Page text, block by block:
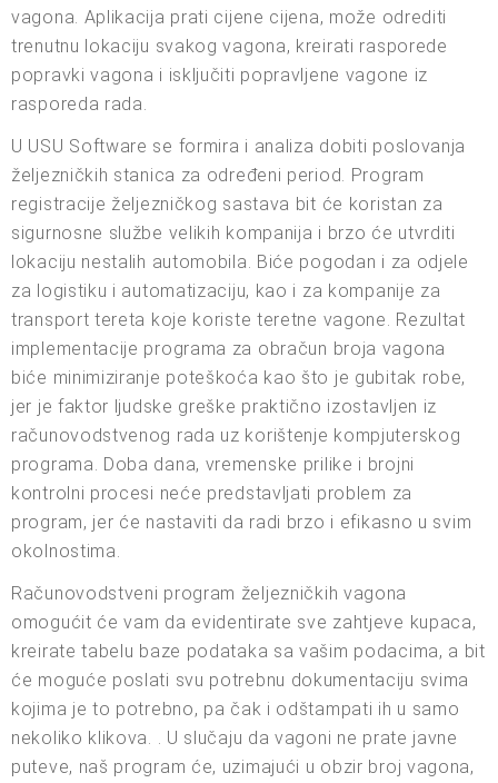
vagona. Aplikacija prati cijene cijena, može odrediti
trenutnu lokaciju svakog vagona, kreirati rasporede
popravki vagona i isključiti popravljene vagone iz
rasporeda rada.
U USU Software se formira i analiza dobiti poslovanja
željezničkih stanica za određeni period. Program
registracije željezničkog sastava bit će koristan za
sigurnosne službe velikih kompanija i brzo će utvrditi
lokaciju nestalih automobila. Biće pogodan i za odjele
za logistiku i automatizaciju, kao i za kompanije za
transport tereta koje koriste teretne vagone. Rezultat
implementacije programa za obračun broja vagona
biće minimiziranje poteškoća kao što je gubitak robe,
jer je faktor ljudske greške praktično izostavljen iz
računovodstvenog rada uz korištenje kompjuterskog
programa. Doba dana, vremenske prilike i brojni
kontrolni procesi neće predstavljati problem za
program, jer će nastaviti da radi brzo i efikasno u svim
okolnostima.
Računovodstveni program željezničkih vagona
omogućit će vam da evidentirate sve zahtjeve kupaca,
kreirate tabelu baze podataka sa vašim podacima, a bit
će moguće poslati svu potrebnu dokumentaciju svima
kojima je to potrebno, pa čak i odštampati ih u samo
nekoliko klikova. . U slučaju da vagoni ne prate javne
puteve, naš program će, uzimajući u obzir broj vagona,